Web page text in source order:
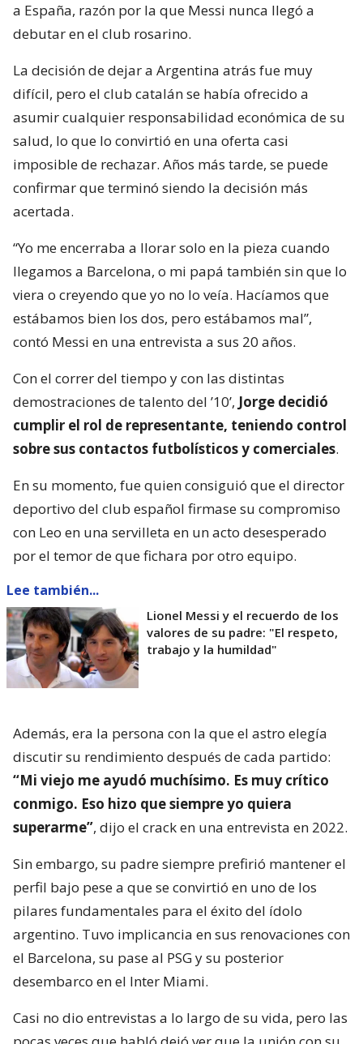
a España, razón por la que Messi nunca llegó a
debutar en el club rosarino.
La decisión de dejar a Argentina atrás fue muy
difícil, pero el club catalán se había ofrecido a
asumir cualquier responsabilidad económica de su
salud, lo que lo convirtió en una oferta casi
imposible de rechazar. Años más tarde, se puede
confirmar que terminó siendo la decisión más
acertada.
“Yo me encerraba a llorar solo en la pieza cuando
llegamos a Barcelona, o mi papá también sin que lo
viera o creyendo que yo no lo veía. Hacíamos que
estábamos bien los dos, pero estábamos mal”,
contó Messi en una entrevista a sus 20 años.
Con el correr del tiempo y con las distintas
demostraciones de talento del ’10’, Jorge decidió
cumplir el rol de representante, teniendo control
sobre sus contactos futbolísticos y comerciales.
En su momento, fue quien consiguió que el director
deportivo del club español firmase su compromiso
con Leo en una servilleta en un acto desesperado
por el temor de que fichara por otro equipo.
Lee también...
Lionel Messi y el recuerdo de los
valores de su padre: "El respeto,
trabajo y la humildad"
Además, era la persona con la que el astro elegía
discutir su rendimiento después de cada partido:
“Mi viejo me ayudó muchísimo. Es muy crítico
conmigo. Eso hizo que siempre yo quiera
superarme”, dijo el crack en una entrevista en 2022.
Sin embargo, su padre siempre prefirió mantener el
perfil bajo pese a que se convirtió en uno de los
pilares fundamentales para el éxito del ídolo
argentino. Tuvo implicancia en sus renovaciones con
el Barcelona, su pase al PSG y su posterior
desembarco en el Inter Miami.
Casi no dio entrevistas a lo largo de su vida, pero las